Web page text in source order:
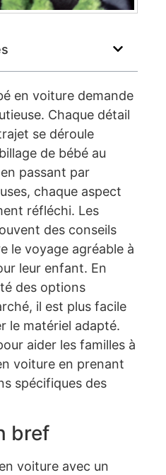
en voiture demande
Chaque détail
se déroule
de bébé au
passant par
chaque aspect
réfléchi. Les
des conseils
le voyage agréable à
leur enfant. En
des options
il est plus facile
le matériel adapté.
aider les familles à
voiture en prenant
spécifiques des
bref
voiture avec un